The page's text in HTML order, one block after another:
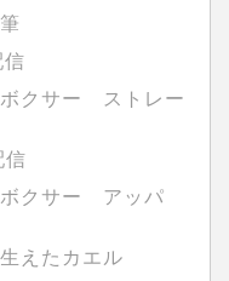
ボクサー ストレー
ボクサー アッパ
えたカエル